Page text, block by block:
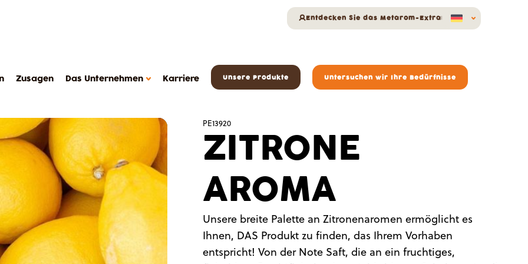
Zusagen Das Unternehmen
DAS METAROM UNTERNEHMEN
Das Unternehmen
Kontakt
Metarom.com
Karriere Unsere Produkte Untersuchen wir Ihre Bedürfnisse
Entdecken Sie das Metarom-Extranet
PE13920
ZITRONE
AROMA
Unsere breite Palette an Zitronenaromen ermöglicht es
Ihnen, DAS Produkt zu finden, das Ihrem Vorhaben
entspricht! Von der Note Saft, die an ein fruchtiges,